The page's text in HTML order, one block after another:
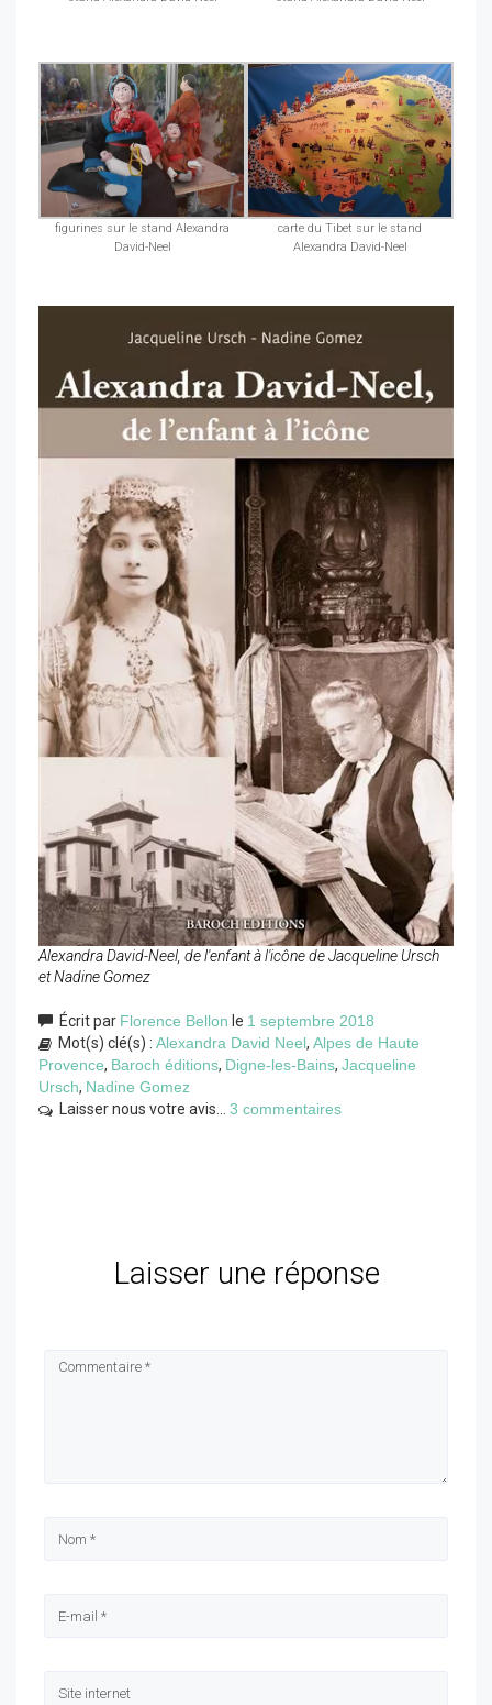
figurines sur le stand Alexandra
David-Neel
carte du Tibet sur le stand
Alexandra David-Neel
Alexandra David-Neel, de l'enfant à l'icône de Jacqueline Ursch
et Nadine Gomez
Écrit par Florence Bellon le 1 septembre 2018
Mot(s) clé(s) : Alexandra David Neel, Alpes de Haute
Provence, Baroch éditions, Digne-les-Bains, Jacqueline
Ursch, Nadine Gomez
Laisser nous votre avis... 3 commentaires
Laisser une réponse